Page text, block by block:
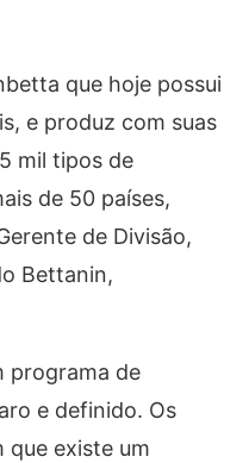
que hoje possui
e produz com suas
mil tipos de
de 50 países,
de Divisão,
Bettanin,
programa de
e definido. Os
que existe um